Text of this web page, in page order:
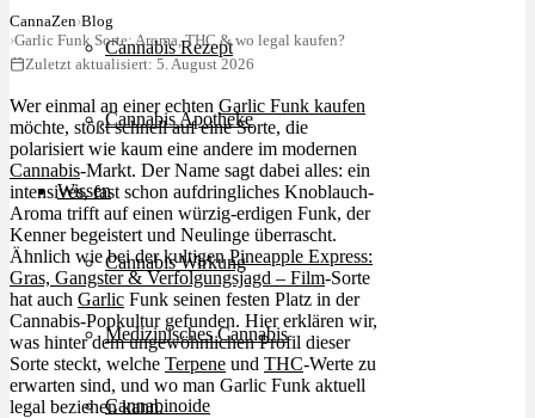
Cannabis Rezept
Cannabis Apotheke
Wissen
Cannabis Wirkung
Medizinisches Cannabis
Cannabinoide
CannaZen›Blog
›Garlic Funk Sorte: Aroma, THC & wo legal kaufen?
Zuletzt aktualisiert: 5. August 2026
Wer einmal an einer echten Garlic Funk kaufen
möchte, stößt schnell auf eine Sorte, die
polarisiert wie kaum eine andere im modernen
Cannabis-Markt. Der Name sagt dabei alles: ein
intensives, fast schon aufdringliches Knoblauch-
Aroma trifft auf einen würzig-erdigen Funk, der
Kenner begeistert und Neulinge überrascht.
Ähnlich wie bei der kultigenPineapple Express:
Gras, Gangster & Verfolgungsjagd – Film-Sorte
hat auch Garlic Funk seinen festen Platz in der
Cannabis-Popkultur gefunden. Hier erklären wir,
was hinter dem ungewöhnlichen Profil dieser
Sorte steckt, welche Terpene und THC-Werte zu
erwarten sind, und wo man Garlic Funk aktuell
legal beziehen kann.